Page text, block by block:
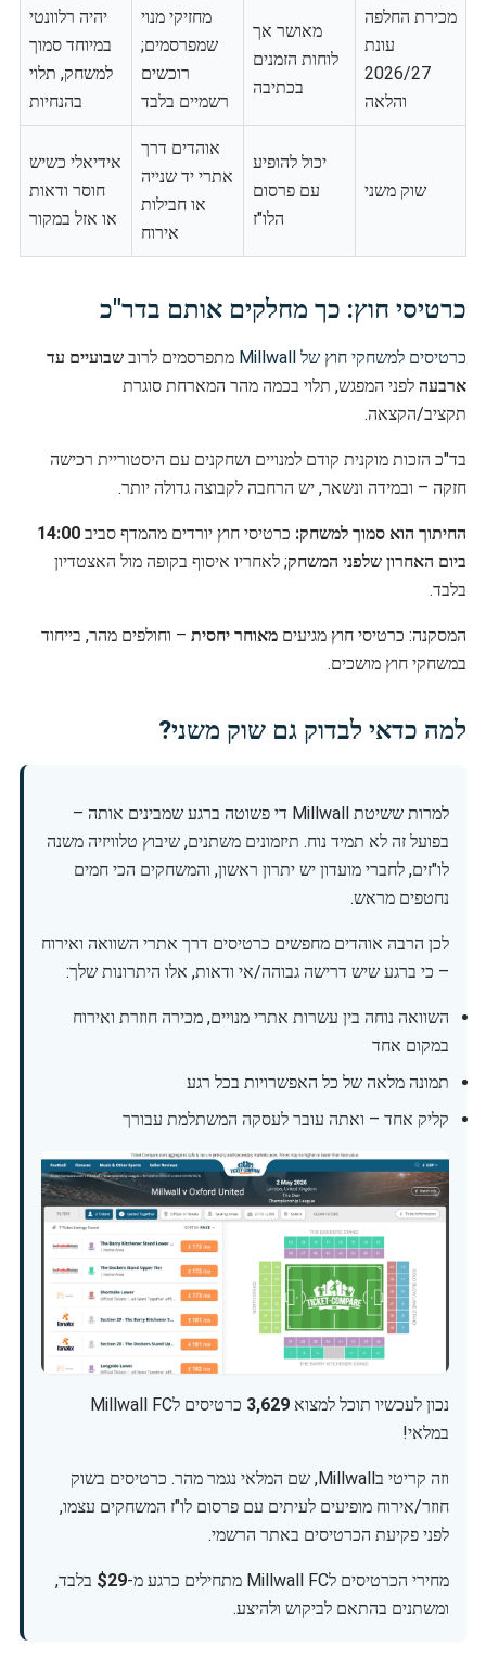
מכירת החלפה
עונת
2026/27
והלאה
מאושר אך
לוחות הזמנים
בכתיבה
מחזיקי מנוי
שמפרסמים;
רוכשים
רשמיים בלבד
יהיה רלוונטי
במיוחד סמוך
למשחק, תלוי
בהנחיות
שוק משני
יכול להופיע
עם פרסום
הלו"ז
אוהדים דרך
אתרי יד שנייה
או חבילות
אירוח
אידיאלי כשיש
חוסר ודאות
או אזל במקור
כרטיסי חוץ: כך מחלקים אותם בדר"כ
כרטיסים למשחקי חוץ של Millwall מתפרסמים לרוב שבועיים עד
ארבעה לפני המפגש, תלוי בכמה מהר המארחת סוגרת
תקציב/הקצאה.
בד"כ הזכות מוקנית קודם למנויים ושחקנים עם היסטוריית רכישה
חזקה – ובמידה ונשאר, יש הרחבה לקבוצה גדולה יותר.
החיתוך הוא סמוך למשחק: כרטיסי חוץ יורדים מהמדף סביב 14:00
ביום האחרון שלפני המשחק; לאחריו איסוף בקופה מול האצטדיון
בלבד.
המסקנה: כרטיסי חוץ מגיעים מאוחר יחסית – וחולפים מהר, בייחוד
במשחקי חוץ מושכים.
למה כדאי לבדוק גם שוק משני?
למרות ששיטת Millwall די פשוטה ברגע שמבינים אותה –
בפועל זה לא תמיד נוח. תיזמונים משתנים, שיבוץ טלוויזיה משנה
לו"זים, לחברי מועדון יש יתרון ראשון, והמשחקים הכי חמים
נחטפים מראש.
לכן הרבה אוהדים מחפשים כרטיסים דרך אתרי השוואה ואירוח
– כי ברגע שיש דרישה גבוהה/אי ודאות, אלו היתרונות שלך:
השוואה נוחה בין עשרות אתרי מנויים, מכירה חוזרת ואירוח
במקום אחד
תמונה מלאה של כל האפשרויות בכל רגע
קליק אחד – ואתה עובר לעסקה המשתלמת עבורך
נכון לעכשיו תוכל למצוא 3,629
כרטיסים לMillwall FC
במלאי!
וזה קריטי בMillwall, שם המלאי נגמר מהר. כרטיסים בשוק
חוזר/אירוח מופיעים לעיתים עם פרסום לו"ז המשחקים עצמו,
לפני פקיעת הכרטיסים באתר הרשמי.
מחירי הכרטיסים לMillwall FC מתחילים כרגע מ- $29 בלבד,
ומשתנים בהתאם לביקוש ולהיצע.